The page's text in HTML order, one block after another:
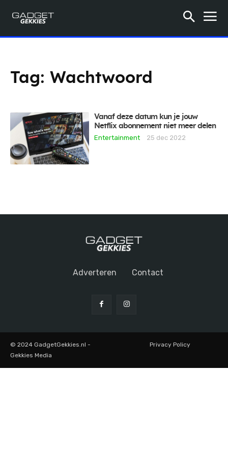
Tag: Wachtwoord
Vanaf deze datum kun je jouw
Netflix abonnement niet meer delen
Entertainment
25 dec 2022
Adverteren Contact
© 2024 GadgetGekkies.nl -
Gekkies Media
Privacy Policy